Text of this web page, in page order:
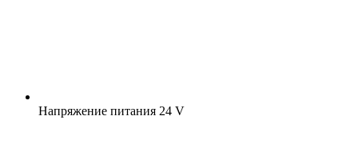
Напряжение питания 24 V